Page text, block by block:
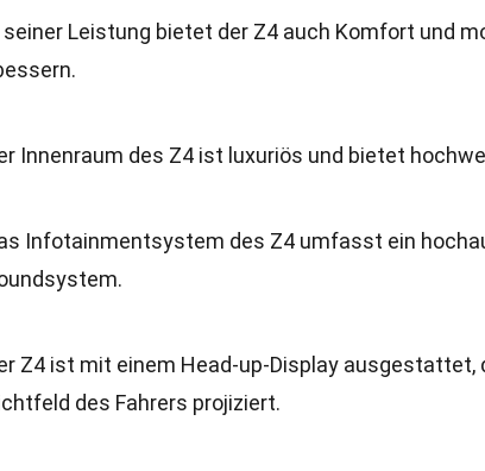
seiner Leistung bietet der Z4 auch Komfort und
Innenraum des Z4 ist luxuriös und bietet
Infotainmentsystem des Z4 umfasst ein
Z4 ist mit einem Head-up-Display
des Fahrers projiziert.